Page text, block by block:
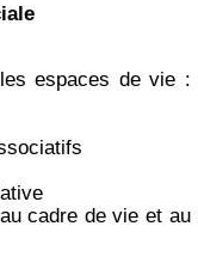
espaces de vie :
cadre de vie et au